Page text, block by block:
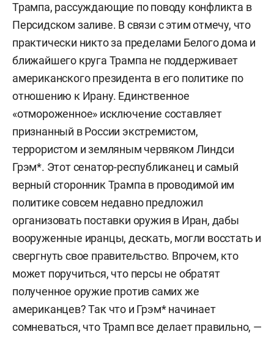
Трампа, рассуждающие по поводу конфликта в
Персидском заливе. В связи с этим отмечу, что
практически никто за пределами Белого дома и
ближайшего круга Трампа не поддерживает
американского президента в его политике по
отношению к Ирану. Единственное
«отмороженное» исключение составляет
признанный в России экстремистом,
террористом и земляным червяком Линдси
Грэм*. Этот сенатор-республиканец и самый
верный сторонник Трампа в проводимой им
политике совсем недавно предложил
организовать поставки оружия в Иран, дабы
вооруженные иранцы, дескать, могли восстать и
свергнуть свое правительство. Впрочем, кто
может поручиться, что персы не обратят
полученное оружие против самих же
американцев? Так что и Грэм* начинает
сомневаться, что Трамп все делает правильно, —